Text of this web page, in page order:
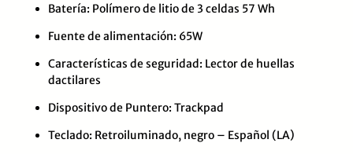
Batería: Polímero de litio de 3 celdas 57 Wh
Fuente de alimentación: 65W
Características de seguridad: Lector de huellas
dactilares
Dispositivo de Puntero: Trackpad
Teclado: Retroiluminado, negro – Español (LA)